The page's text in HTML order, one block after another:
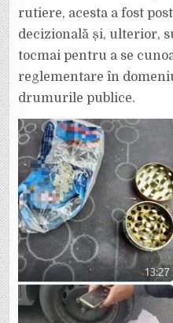
rutiere, acesta a fost
decizională și, ulterior,
tocmai pentru a se
reglementare în
drumurile publice.